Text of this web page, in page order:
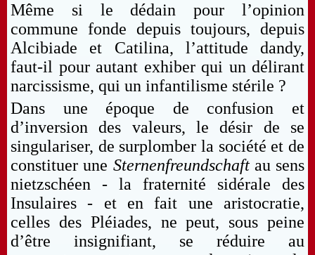
Même si le dédain pour l’opinion
commune fonde depuis toujours, depuis
Alcibiade et Catilina, l’attitude dandy,
faut-il pour autant exhiber qui un délirant
narcissisme, qui un infantilisme stérile ?
Dans une époque de confusion et
d’inversion des valeurs, le désir de se
singulariser, de surplomber la société et de
constituer une Sternenfreundschaftau sens
nietzschéen - la fraternité sidérale des
Insulaires - et en fait une aristocratie,
celles des Pléiades, ne peut, sous peine
d’être insignifiant, se réduire au